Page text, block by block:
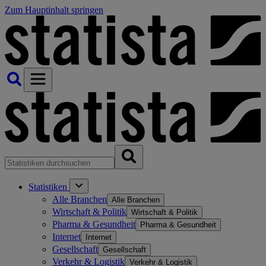
Zum Hauptinhalt springen
Statistiken
Alle Branchen Alle Branchen
Wirtschaft & Politik Wirtschaft & Politik
Pharma & Gesundheit Pharma & Gesundheit
Internet Internet
Gesellschaft Gesellschaft
Verkehr & Logistik Verkehr & Logistik